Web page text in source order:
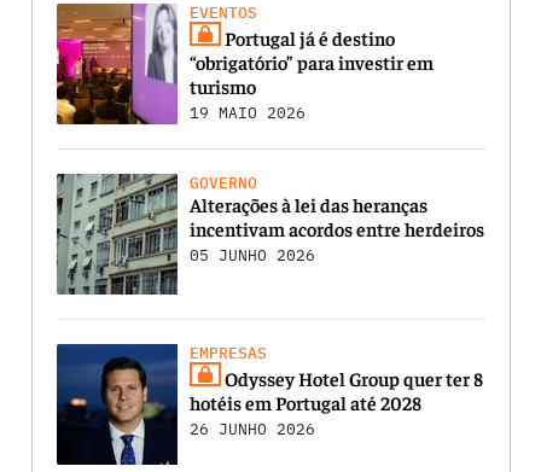
EVENTOS
Portugal já é destino
“obrigatório” para investir em
turismo
19 MAIO 2026
GOVERNO
Alterações à lei das heranças
incentivam acordos entre herdeiros
05 JUNHO 2026
EMPRESAS
Odyssey Hotel Group quer ter 8
hotéis em Portugal até 2028
26 JUNHO 2026